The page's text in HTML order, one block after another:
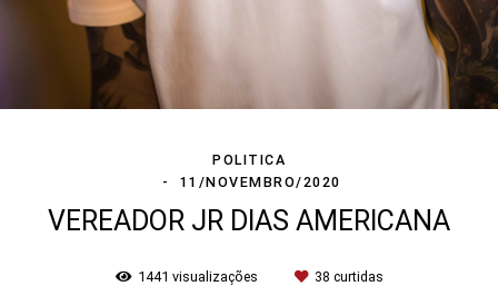
POLITICA
11/NOVEMBRO/2020
VEREADOR JR DIAS AMERICANA
1441 visualizações 38 curtidas